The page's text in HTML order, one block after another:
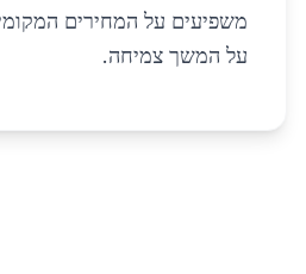
משפיעים על המחירים
על המשך צמיחה.